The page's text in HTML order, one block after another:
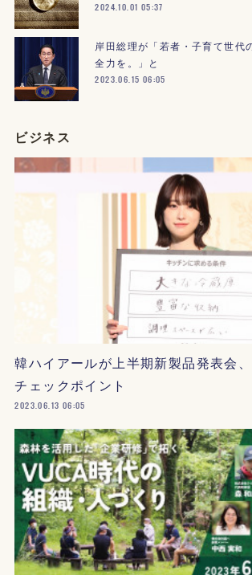
2024.10.01 05:37
岸田総理が「若者・子育て世代
全力を。」と
2023.06.15 06:05
ビジネス
韓ハイアールが上半期新製品発表会
チェックポイント
2023.06.13 06:05